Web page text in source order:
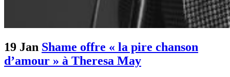
19 Jan Shame offre « la pire chanson
d’amour » à Theresa May